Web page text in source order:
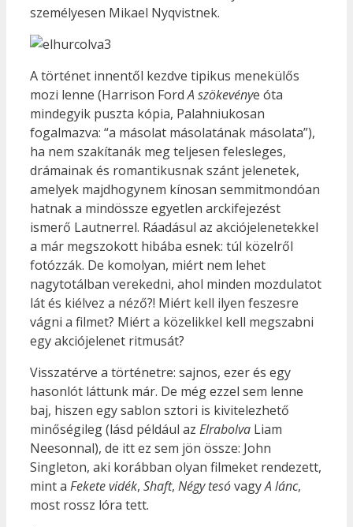
személyesen Mikael Nyqvistnek.
A történet innentől kezdve tipikus menekülős
mozi lenne (Harrison FordA szökevénye óta
mindegyik puszta kópia, Palahniukosan
fogalmazva: “a másolat másolatának másolata”),
ha nem szakítanák meg teljesen felesleges,
drámainak és romantikusnak szánt jelenetek,
amelyek majdhogynem kínosan semmitmondóan
hatnak a mindössze egyetlen arckifejezést
ismerő Lautnerrel. Ráadásul az akciójelenetekkel
a már megszokott hibába esnek: túl közelről
fotózzák. De komolyan, miért nem lehet
nagytotálban verekedni, ahol minden mozdulatot
lát és kiélvez a néző?! Miért kell ilyen feszesre
vágni a filmet? Miért a közelikkel kell megszabni
egy akciójelenet ritmusát?
Visszatérve a történetre: sajnos, ezer és egy
hasonlót láttunk már. De még ezzel sem lenne
baj, hiszen egy sablon sztori is kivitelezhető
minőségileg (lásd például az Elrabolva Liam
Neesonnal), de itt ez sem jön össze: John
Singleton, aki korábban olyan filmeket rendezett,
mint a Fekete vidék, Shaft, Négy tesóvagyA lánc,
most rossz lóra tett.